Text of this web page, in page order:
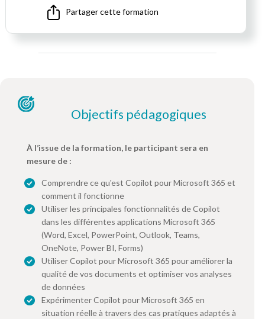
Partager cette formation
Objectifs pédagogiques
À l’issue de la formation, le participant sera en
mesure de :
Comprendre ce qu'est Copilot pour Microsoft 365 et
comment il fonctionne
Utiliser les principales fonctionnalités de Copilot
dans les différentes applications Microsoft 365
(Word, Excel, PowerPoint, Outlook, Teams,
OneNote, Power BI, Forms)
Utiliser Copilot pour Microsoft 365 pour améliorer la
qualité de vos documents et optimiser vos analyses
de données
Expérimenter Copilot pour Microsoft 365 en
situation réelle à travers des cas pratiques adaptés à